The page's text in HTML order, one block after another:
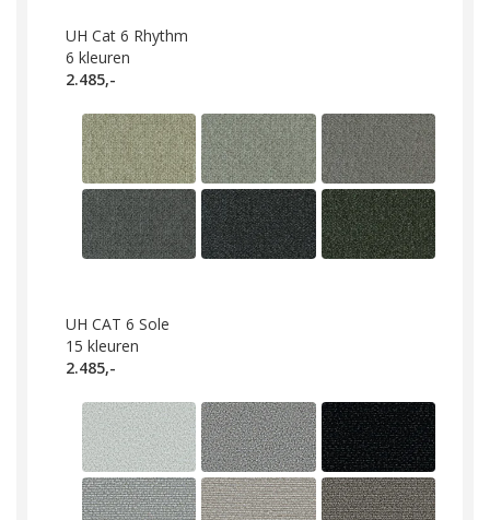
UH Cat 6 Rhythm
6 kleuren
2.485,-
UH CAT 6 Sole
15 kleuren
2.485,-